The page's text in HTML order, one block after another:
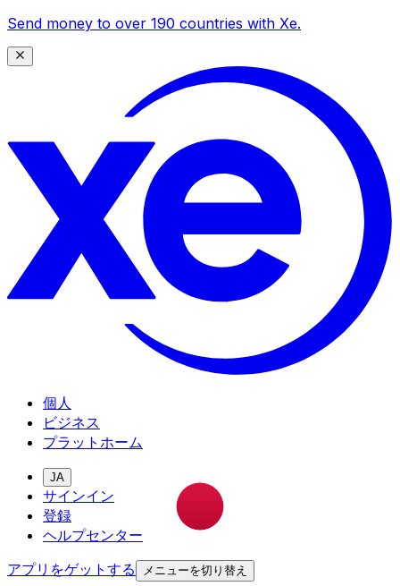
Send money to over 190 countries with Xe.
個人
ビジネス
プラットホーム
JA
サインイン
登録
ヘルプセンター
アプリをゲットする
メニューを切り替え